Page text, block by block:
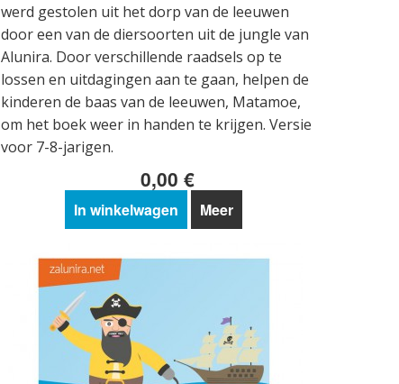
werd gestolen uit het dorp van de leeuwen
door een van de diersoorten uit de jungle van
Alunira. Door verschillende raadsels op te
lossen en uitdagingen aan te gaan, helpen de
kinderen de baas van de leeuwen, Matamoe,
om het boek weer in handen te krijgen. Versie
voor 7-8-jarigen.
0,00 €
In winkelwagen Meer